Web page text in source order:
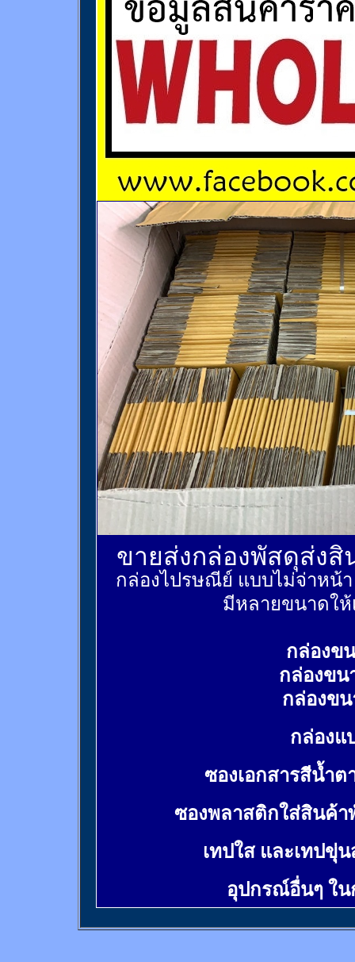
ขายส่งกล่องพัสดุส่ง
กล่องไปรษณีย์ แบบไม่จ่าหน้
มีหลายขนาดให้
กล่องข
กล่องขน
กล่องข
กล่องแ
ซองเอกสารสีน้ำต
ซองพลาสติกใส่สินค้า
เทปใส และเทปขุ่
อุปกรณ์อื่นๆ ใ